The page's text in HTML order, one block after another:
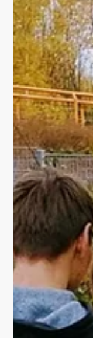
WAS
2019/2020
Neubau auf